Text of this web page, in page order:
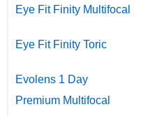
Eye Fit Finity Multifocal
Eye Fit Finity Toric
Evolens 1 Day
Premium Multifocal